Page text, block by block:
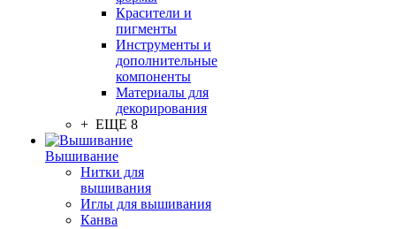
Красители и
пигменты
Инструменты и
дополнительные
компоненты
Материалы для
декорирования
+ ЕЩЕ 8
Вышивание
Нитки для
вышивания
Иглы для вышивания
Канва